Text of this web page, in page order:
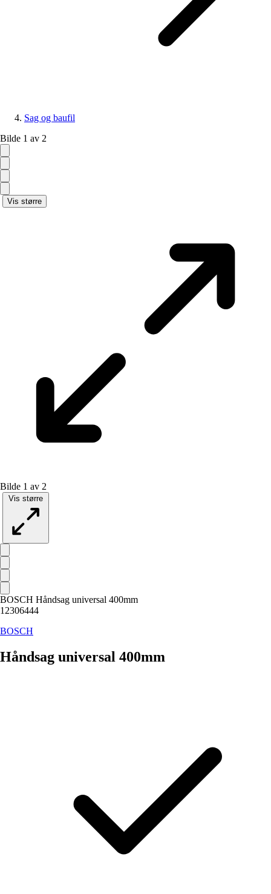
Sag og baufil
Bilde 1 av 2
Vis større
Bilde 1 av 2
Vis større
BOSCH Håndsag universal 400mm
12306444
BOSCH
Håndsag universal 400mm